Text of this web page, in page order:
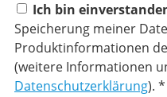
Ich bin
Speicherung meiner
Produktinformationen
(weitere Informationen
Datenschutzerklärung). *